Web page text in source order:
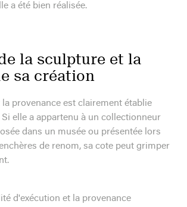
a été bien réalisée.
la sculpture et la
sa création
provenance est clairement établie
Si elle a appartenu à un collectionneur
dans un musée ou présentée lors
de renom, sa cote peut grimper
d'exécution et la provenance